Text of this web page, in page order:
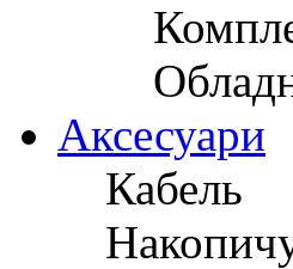
Аксесуари
Кабель